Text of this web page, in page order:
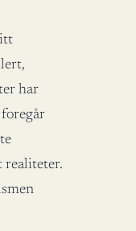
har
realiteter.